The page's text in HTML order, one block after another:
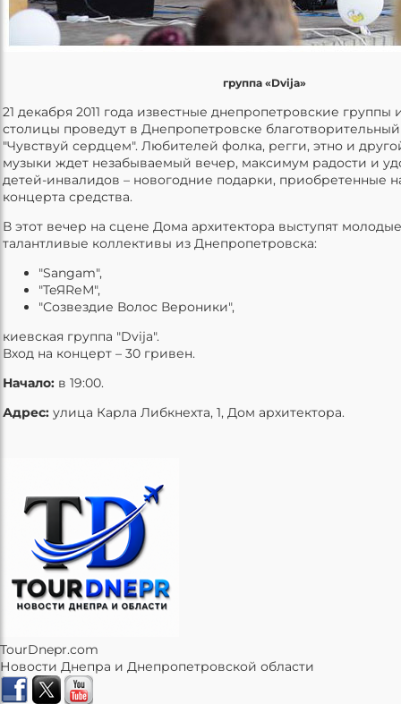
группа «Dvija»
21 декабря 2011 года известные днепропетровские группы
столицы проведут в Днепропетровске
"Чувствуй сердцем". Любителей фолка, регги, этно и
музыки ждет незабываемый вечер, максимум радости и
детей-инвалидов – новогодние подарки, приобретенные
концерта средства.
В этот вечер на сцене Дома архитектора выступят
талантливые коллективы из Днепропетровска:
"Sangam",
"TeЯRеМ",
"Созвездие Волос Вероники",
киевская группа "Dvija".
Вход на концерт – 30 гривен.
Начало: в 19:00.
Адрес: улица Карла Либкнехта, 1, Дом архитектора.
TourDnepr.com
Новости Днепра и Днепропетровской области